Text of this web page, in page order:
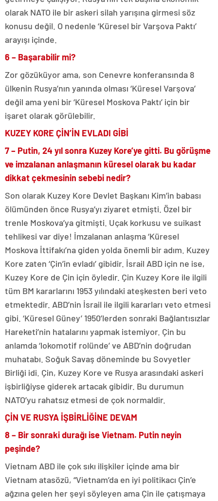
olarak NATO ile bir askeri silah yarışına girmesi söz
konusu değil. O nedenle ‘Küresel bir Varşova Paktı’
arayışı içinde.
6 – Başarabilir mi?
Zor gözüküyor ama, son Cenevre konferansında 8
ülkenin Rusya’nın yanında olması ‘Küresel Varşova’
değil ama yeni bir ‘Küresel Moskova Paktı’ için bir
işaret olarak görülebilir.
KUZEY KORE ÇİN’İN EVLADI GİBİ
7 – Putin, 24 yıl sonra Kuzey Kore’ye gitti. Bu görüşme
ve imzalanan anlaşmanın küresel olarak bu kadar
dikkat çekmesinin sebebi nedir?
Son olarak Kuzey Kore Devlet Başkanı Kim’in babası
ölümünden önce Rusya’yı ziyaret etmişti. Özel bir
trenle Moskova’ya gitmişti. Uçak korkusu ve suikast
tehlikesi var diye! İmzalanan anlaşma ‘Küresel
Moskova İttifakı’na giden yolda önemli bir adım. Kuzey
Kore zaten ‘Çin’in evladı’ gibidir. İsrail ABD için ne ise,
Kuzey Kore de Çin için öyledir. Çin Kuzey Kore ile ilgili
tüm BM kararlarını 1953 yılındaki ateşkesten beri veto
etmektedir. ABD’nin İsrail ile ilgili kararları veto etmesi
gibi. ‘Küresel Güney’ 1950’lerden sonraki Bağlantısızlar
Hareketi’nin hatalarını yapmak istemiyor. Çin bu
anlamda ‘lokomotif rolünde’ ve ABD’nin doğrudan
muhatabı. Soğuk Savaş döneminde bu Sovyetler
Birliği idi. Çin, Kuzey Kore ve Rusya arasındaki askeri
işbirliğiyse giderek artacak gibidir. Bu durumun
NATO’yu rahatsız etmesi de çok normaldir.
ÇİN VE RUSYA İŞBİRLİĞİNE DEVAM
8 – Bir sonraki durağı ise Vietnam. Putin neyin
peşinde?
Vietnam ABD ile çok sıkı ilişkiler içinde ama bir
Vietnam atasözü, “Vietnam’da en iyi politikacı Çin’e
ağzına gelen her şeyi söyleyen ama Çin ile çatışmaya